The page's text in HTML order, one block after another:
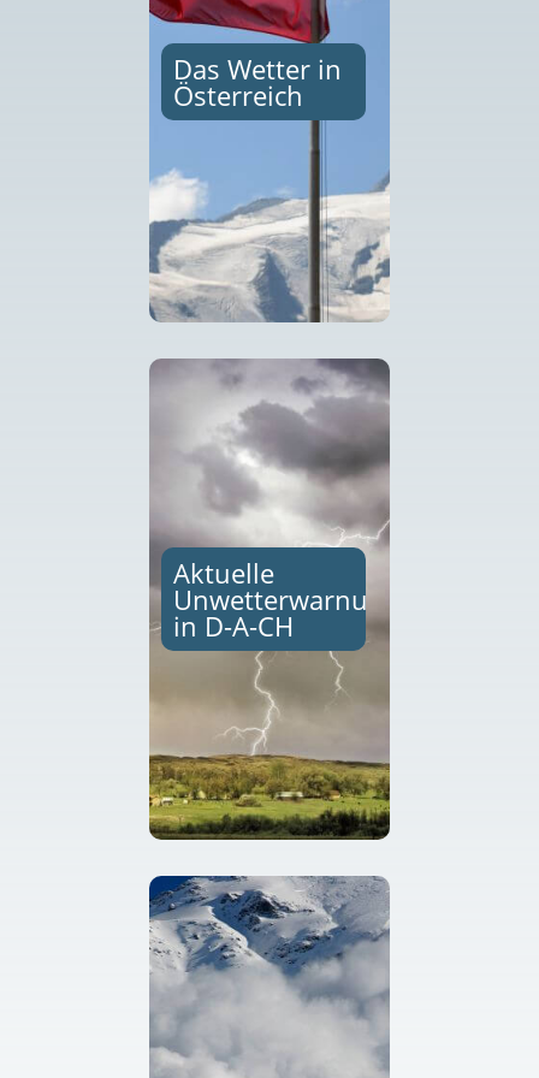
Das Wetter in
Österreich
Von Voralberg über
hilfreiche Links ...
Aktuelle
Unwetterwarnungen
in D-A-CH
Aktuelle
Unwetterwarungen
finden Sie auf den
hier...